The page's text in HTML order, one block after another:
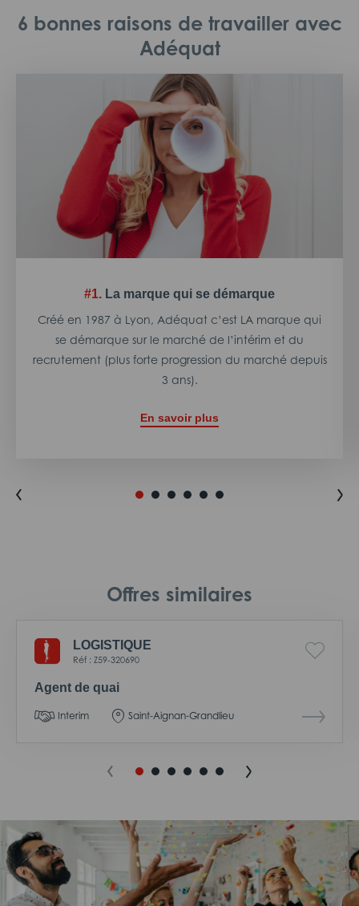
6 bonnes raisons de travailler avec
Adéquat
#1. La marque qui se démarque
Créé en 1987 à Lyon, Adéquat c’est LA marque qui
se démarque sur le marché de l’intérim et du
recrutement (plus forte progression du marché depuis
3 ans).
En savoir plus
Offres similaires
LOGISTIQUE
Réf : Z59-320690
Agent de quai
Interim Saint-Aignan-Grandlieu